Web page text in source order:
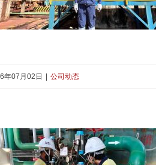
扎根海外高压酸浸一线的青年技术尖
年07月02日 | 公司动态